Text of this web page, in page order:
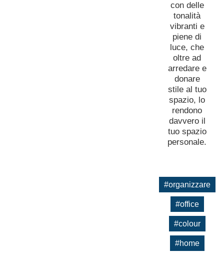
con delle
tonalità
vibranti e
piene di
luce, che
oltre ad
arredare e
donare
stile al tuo
spazio, lo
rendono
davvero il
tuo spazio
personale.
#organizzare
#office
#colour
#home